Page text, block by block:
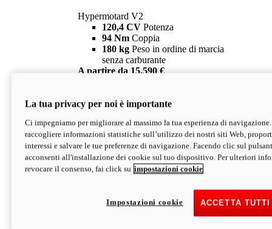
Hypermotard V2
120,4 CV Potenza
94 Nm Coppia
180 kg Peso in ordine di marcia
senza carburante
A partire da 15.590 €
V2 SP
Hypermotard V2 SP
120,4 CVPotenza
94 NmCoppia
177 kgPeso in ordine di marcia
senza carburante
Depotenziata 35 kW: 18.890 € i
configura scopri di più
La tua privacy per noi è importante
Ci impegniamo per migliorare al massimo la tua esperienza di
raccogliere informazioni statistiche sull’utilizzo dei nostri siti Web,
interessi e salvare le tue preferenze di navigazione. Facendo clic sul
acconsenti all'installazione dei cookie sul tuo dispositivo. Per ulteriori
revocare il consenso, fai click su impostazioni cookie
ACCETTA
Impostazioni cookie